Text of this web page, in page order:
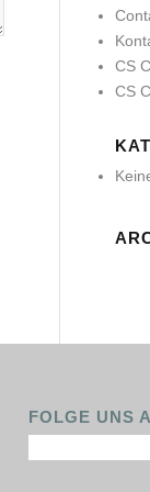
CS
CS
FOLGE UNS